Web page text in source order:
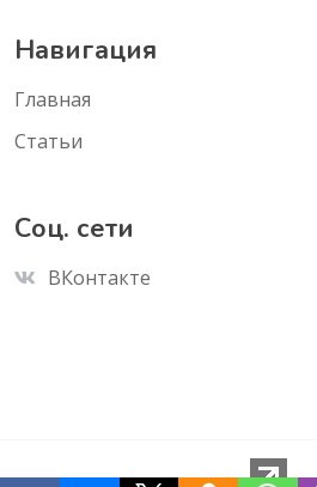
Навигация
Главная
Статьи
Соц. сети
ВКонтакте